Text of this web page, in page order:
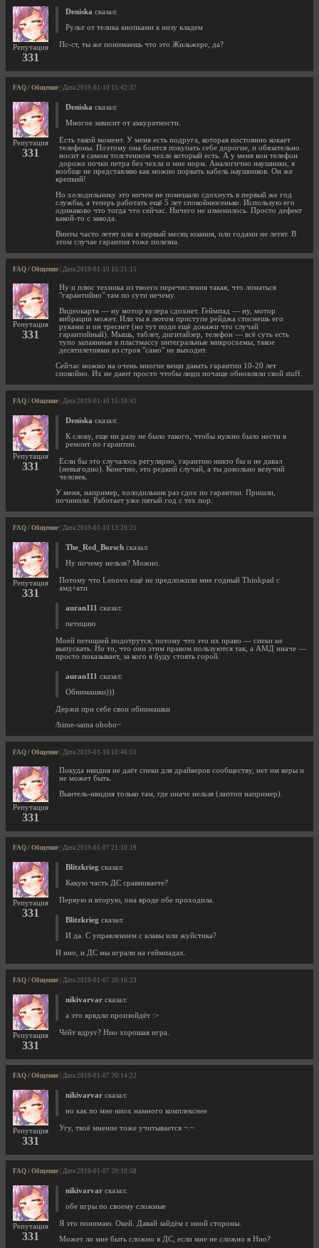
Репутация
331
Deniska сказал:
Рульт от телика кнопками к низу кладем
Пс-ст, ты же понимаешь что это Жильжере, да?
FAQ / Общение | Дата 2019-01-10 15:42:37
Репутация
331
Deniska сказал:
Многое зависит от аккуратности.
Есть такой момент. У меня есть подруга, которая постоянно кокает
телефоны. Поэтому она боится покупать себе дорогие, и обязательно
носит в самом толстенном чехле который есть. А у меня вон телефон
дороже почки петра без чехла и мне норм. Аналогично наушники, я
вообще не представляю как можно порвать кабель наушников. Он же
крепкий!
Но холодильнику это ничем не помешало сдохнуть в первый же год
службы, а теперь работать ещё 5 лет спокойнюсенько. Использую его
одинаково что тогда что сейчас. Ничего не изменилось. Просто дефект
какой-то с завода.
Винты часто летят или в первый месяц юзания, или годами не летят. В
этом случае гарантия тоже полезна.
FAQ / Общение | Дата 2019-01-10 15:21:15
Репутация
331
Ну и плюс техника из твоего перечисления такая, что ломаться
"гарантийно" там по сути нечему.
Видеокарта — ну мотор кулера сдохнет. Геймпад — ну, мотор
вибрации может. Или ты в лютом приступе рейджа стиснешь его
руками и он треснет (но тут поди ещё докажи что случай
гарантийный). Мышь, таблет, дигитайзер, телефон — всё суть есть
тупо запаянные в пластмассу интегральные микросхемы, такое
десятилетиями из строя "само" не выходит.
Сейчас можно на очень многие вещи давать гарантии 10-20 лет
спокойно. Их не дают просто чтобы люди почаще обновляли свой stuff.
FAQ / Общение | Дата 2019-01-10 15:18:41
Репутация
331
Deniska сказал:
К слову, еще ни разу не было такого, чтобы нужно было нести в
ремонт по гарантии.
Если бы это случалось регулярно, гарантию никто бы и не давал
(невыгодно). Конечно, это редкий случай, а ты довольно везучий
человек.
У меня, например, холодильник раз сдох по гарантии. Пришли,
починили. Работает уже пятый год с тех пор.
FAQ / Общение | Дата 2019-01-10 13:20:21
Репутация
331
The_Red_Borsch сказал:
Ну почему нельзя? Можно.
Потому что Lenovo ещё не предложили мне годный Thinkpad с
амд+ати
auran111 сказал:
петицию
Моей петицией подотрутся, потому что это их право — спеки не
выпускать. Но то, что они этим правом пользуются так, а АМД иначе —
просто показывает, за кого я буду стоять горой.
auran111 сказал:
Обнимашки)))
Держи при себе свои обнимашки
/hime-sama ohoho~
FAQ / Общение | Дата 2019-01-10 10:46:51
Репутация
331
Покуда нвидия не даёт спеки для драйверов сообществу, нет им веры и
не может быть.
Вынтель-нвидия только там, где иначе нельзя (лаптоп например).
FAQ / Общение | Дата 2019-01-07 21:10:19
Репутация
331
Blitzkrieg сказал:
Какую часть ДС сравниваете?
Первую и вторую, она вроде обе проходила.
Blitzkrieg сказал:
И да. С управлением с клавы или жуйстика?
И нио, и ДС мы играли на геймпадах.
FAQ / Общение | Дата 2019-01-07 20:16:23
Репутация
331
nikivarvar сказал:
а это врядли произойдёт :>
Чёйт вдруг? Нио хорошая игра.
FAQ / Общение | Дата 2019-01-07 20:14:22
Репутация
331
nikivarvar сказал:
но как по мне ниох намного комплекснее
Угу, твоё мнение тоже учитывается ~.~
FAQ / Общение | Дата 2019-01-07 20:10:58
Репутация
331
nikivarvar сказал:
обе игры по своему сложные
Я это понимаю. Окей. Давай зайдём с иной стороны.
Может ли мне быть сложно в ДС, если мне не сложно в Нио?